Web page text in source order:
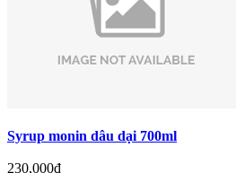
Syrup monin dâu dại 700ml
230,000đ